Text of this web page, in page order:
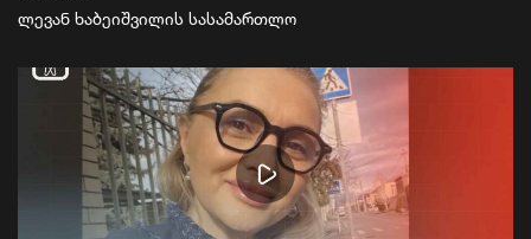
ლევან ხაბეიშვილის სასამართლო